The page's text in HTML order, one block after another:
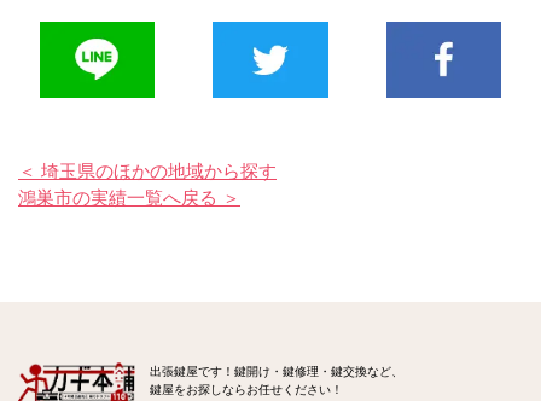
＜ 埼玉県のほかの地域から探す
鴻巣市の実績一覧へ戻る ＞
出張鍵屋です！鍵開け・鍵修理・鍵交換など、
鍵屋をお探しならお任せください！